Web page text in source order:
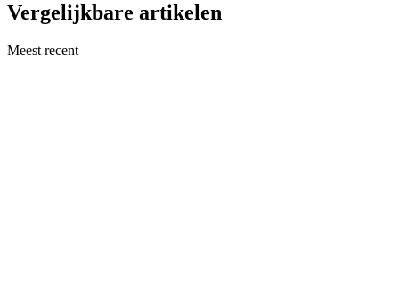
Vergelijkbare artikelen
Meest recent